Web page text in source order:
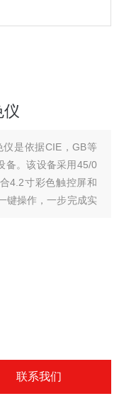
是依据CIE，GB等
备。该设备采用45/0
4.2寸彩色触控屏和
键操作，一步完成实
、汽车内饰等颜色
联系我们